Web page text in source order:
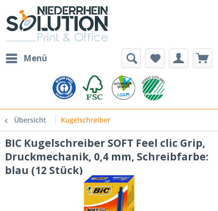
Menü
Übersicht Kugelschreiber
BIC Kugelschreiber SOFT Feel clic Grip,
Druckmechanik, 0,4 mm, Schreibfarbe:
blau (12 Stück)